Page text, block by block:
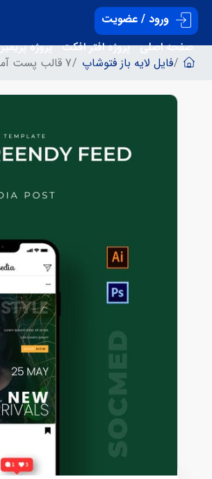
ورود / عضویت
صفحه اصلی پروژه افتر افکت پروژه پریمیر
فایل لایه باز فتوشاپ
7 قالب پست آماده اینستاگرام با طرح سبز